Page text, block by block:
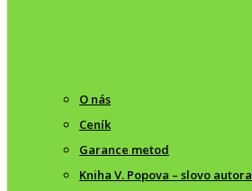
O nás
Ceník
Garance metod
Kniha V. Popova – slovo autora